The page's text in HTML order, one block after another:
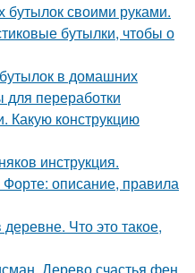
бутылок своими руками.
бутылки, чтобы о
в домашних
переработки
Какую конструкцию
инструкция.
описание, правила
Что это такое,
Дерево счастья фен